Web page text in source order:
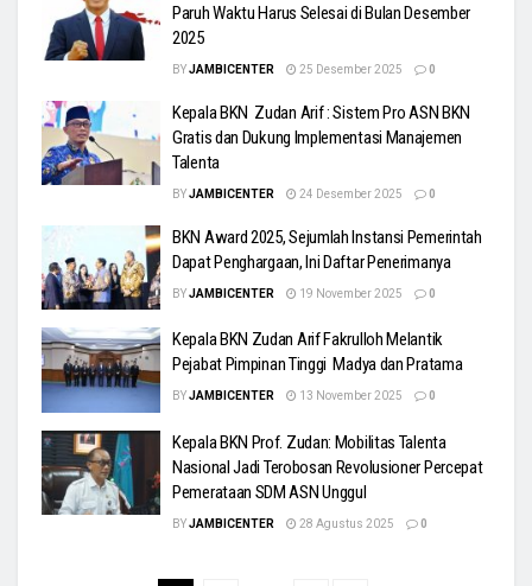
Paruh Waktu Harus Selesai di Bulan Desember
2025
BYJAMBICENTER 25 Desember 2025 0
Kepala BKN Zudan Arif : Sistem Pro ASN BKN
Gratis dan Dukung Implementasi Manajemen
Talenta
BYJAMBICENTER 24 Desember 2025 0
BKN Award 2025, Sejumlah Instansi Pemerintah
Dapat Penghargaan, Ini Daftar Penerimanya
BYJAMBICENTER 19 November 2025 0
Kepala BKN Zudan Arif Fakrulloh Melantik
Pejabat Pimpinan Tinggi Madya dan Pratama
BYJAMBICENTER 13 November 2025 0
Kepala BKN Prof. Zudan: Mobilitas Talenta
Nasional Jadi Terobosan Revolusioner Percepat
Pemerataan SDM ASN Unggul
BYJAMBICENTER 28 Agustus 2025 0